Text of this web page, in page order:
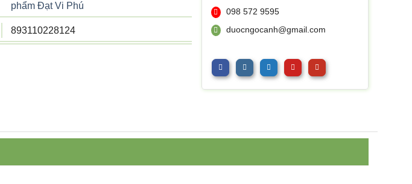
phẩm Đạt Vi Phú
893110228124
098 572 9595
duocngocanh@gmail.com